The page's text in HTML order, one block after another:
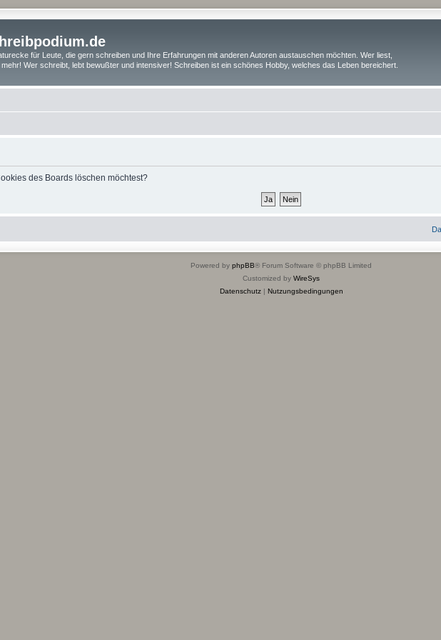
für Leute, die gern schreiben und Ihre Erfahrungen mit anderen Autoren austauschen möchten. Wer liest,
Wer schreibt, lebt bewußter und intensiver! Schreiben ist ein schönes Hobby, welches das Leben bereichert.
des Boards löschen möchtest?
Powered by phpBB® Forum Software © phpBB Limited
Customized by WireSys
Datenschutz| Nutzungsbedingungen